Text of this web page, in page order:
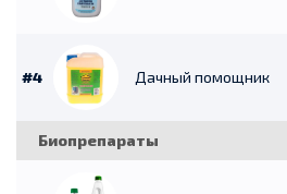
#4 Дачный помощник
Биопрепараты